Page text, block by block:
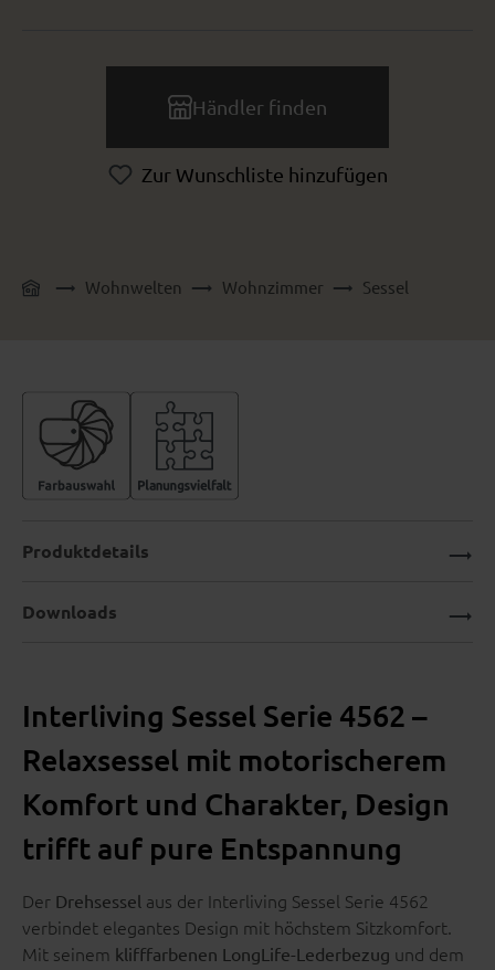
Händler finden
Zur Wunschliste hinzufügen
Wohnwelten Wohnzimmer Sessel
Interliving Sessel Serie 4562 –
Relaxsessel mit motorischerem
Komfort und Charakter, Design
trifft auf pure Entspannung
Der Drehsessel aus der Interliving Sessel Serie 4562
verbindet elegantes Design mit höchstem Sitzkomfort.
Mit seinem klifffarbenen LongLife-Lederbezug und dem
Produktdetails
Downloads